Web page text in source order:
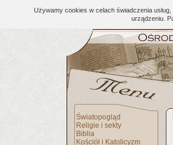
Używamy cookies w celach świadczenia
urządzeniu.
Światopogląd
Religie i sekty
Biblia
Kościół i Katolicyzm